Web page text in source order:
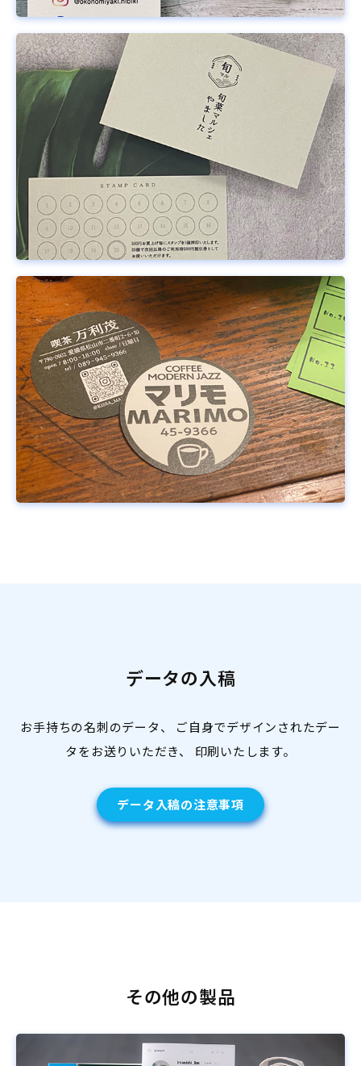
データの入稿
お手持ちの名刺のデータ、 ご自身でデザインされたデー
タをお送りいただき、 印刷いたします。
データ入稿の注意事項
その他の製品